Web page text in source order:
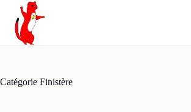
Passer
contenu
Catégorie Finistère